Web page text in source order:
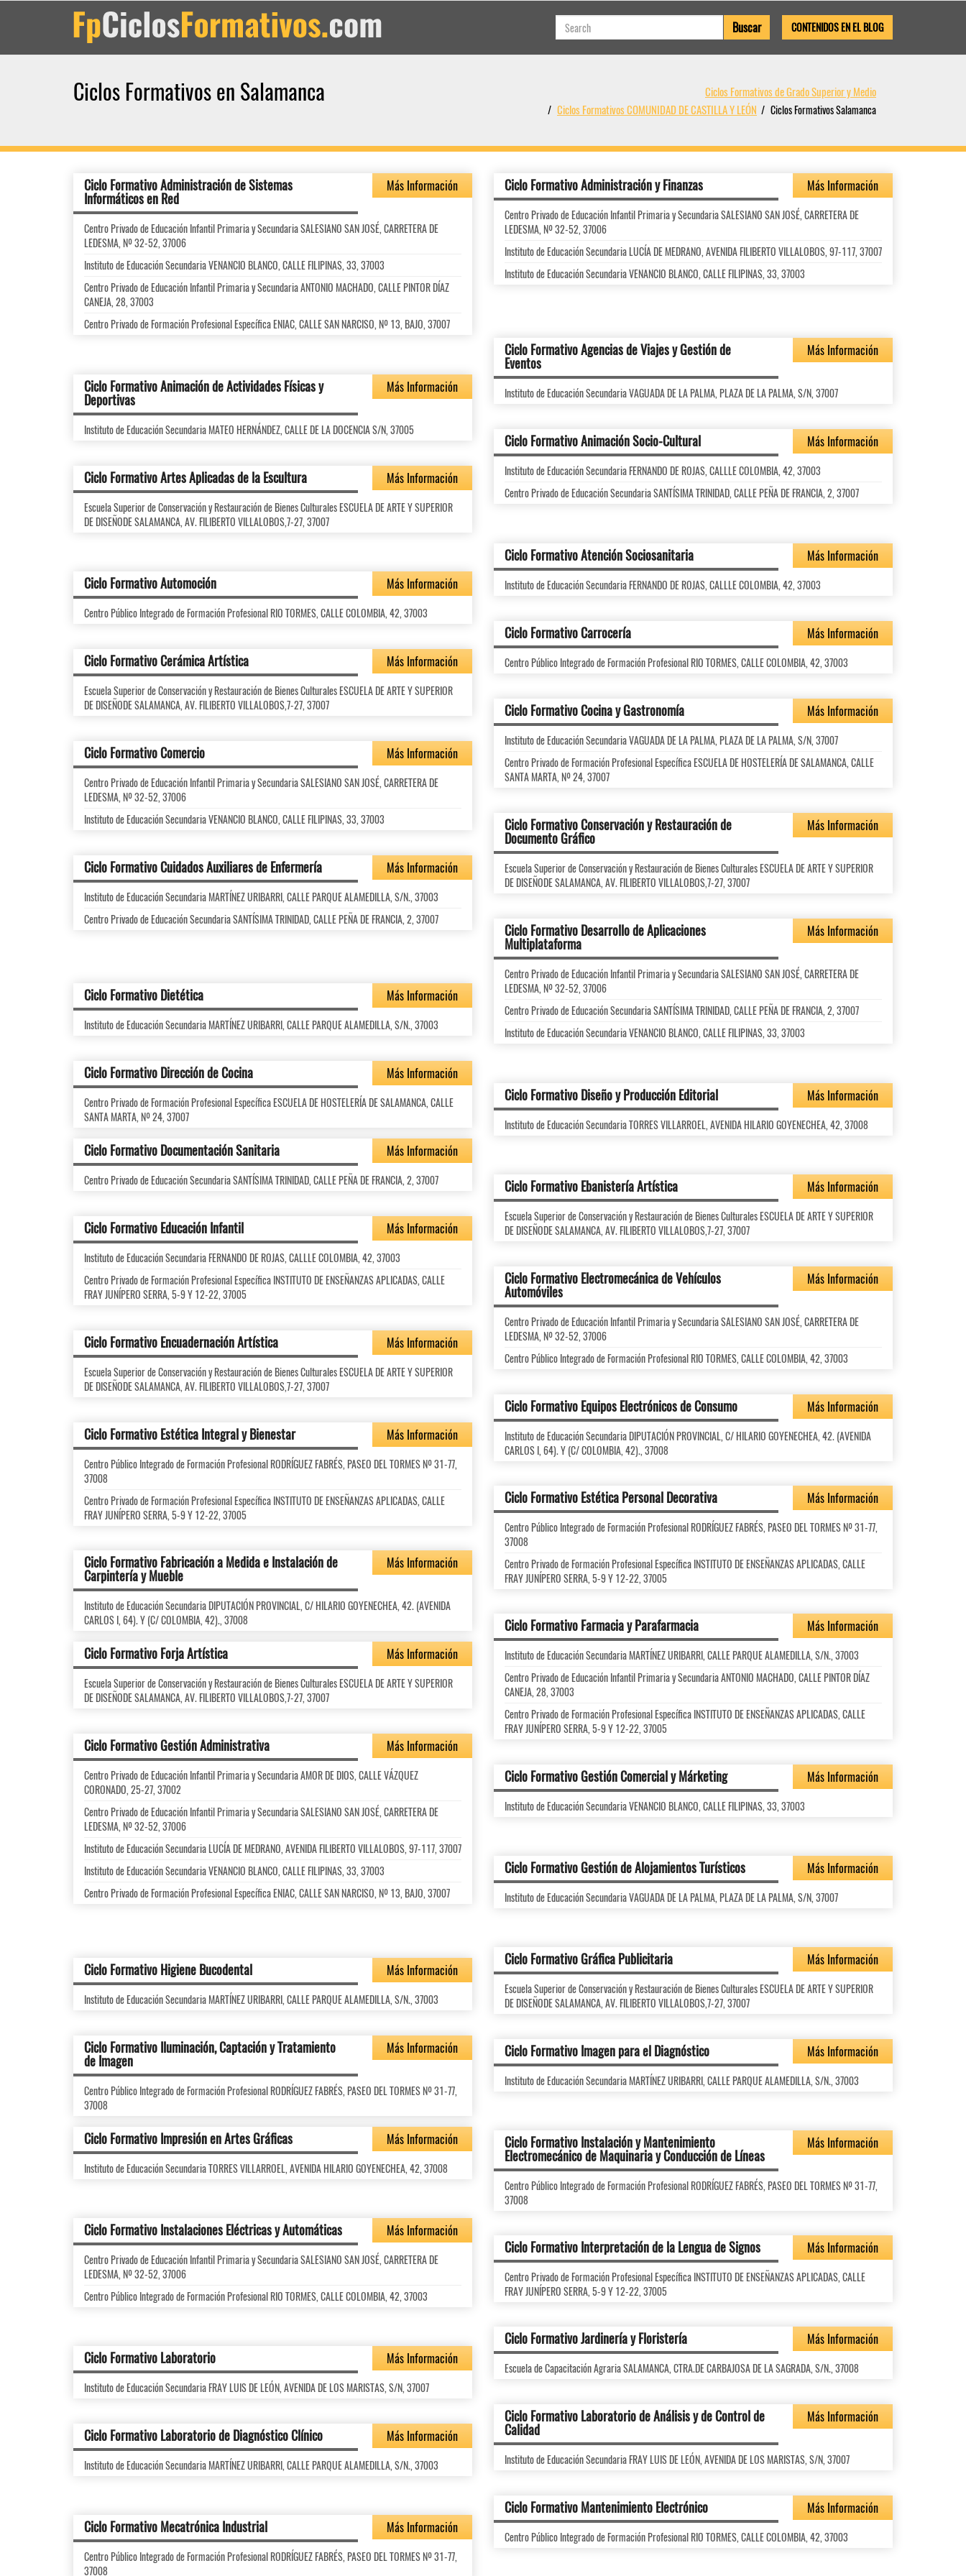
CONTENIDOS EN EL BLOG
Ciclos Formativos en Salamanca
Ciclos Formativos de Grado Superior y Medio
Ciclos Formativos COMUNIDAD DE CASTILLA Y LEÓN
Ciclos Formativos Salamanca
Ciclo Formativo Administración de Sistemas
Informáticos en Red
Más Información
Centro Privado de Educación Infantil Primaria y Secundaria SALESIANO SAN JOSÉ, CARRETERA DE
LEDESMA, Nº 32-52, 37006
Instituto de Educación Secundaria VENANCIO BLANCO, CALLE FILIPINAS, 33, 37003
Centro Privado de Educación Infantil Primaria y Secundaria ANTONIO MACHADO, CALLE PINTOR DÍAZ
CANEJA, 28, 37003
Centro Privado de Formación Profesional Específica ENIAC, CALLE SAN NARCISO, Nº 13, BAJO, 37007
Ciclo Formativo Administración y Finanzas Más Información
Centro Privado de Educación Infantil Primaria y Secundaria SALESIANO SAN JOSÉ, CARRETERA DE
LEDESMA, Nº 32-52, 37006
Instituto de Educación Secundaria LUCÍA DE MEDRANO, AVENIDA FILIBERTO VILLALOBOS, 97-117, 37007
Instituto de Educación Secundaria VENANCIO BLANCO, CALLE FILIPINAS, 33, 37003
Ciclo Formativo Agencias de Viajes y Gestión de
Eventos
Más Información
Instituto de Educación Secundaria VAGUADA DE LA PALMA, PLAZA DE LA PALMA, S/N, 37007
Ciclo Formativo Animación de Actividades Físicas y
Deportivas
Más Información
Instituto de Educación Secundaria MATEO HERNÁNDEZ, CALLE DE LA DOCENCIA S/N, 37005
Ciclo Formativo Animación Socio-Cultural Más Información
Instituto de Educación Secundaria FERNANDO DE ROJAS, CALLLE COLOMBIA, 42, 37003
Centro Privado de Educación Secundaria SANTÍSIMA TRINIDAD, CALLE PEÑA DE FRANCIA, 2, 37007
Ciclo Formativo Artes Aplicadas de la Escultura Más Información
Escuela Superior de Conservación y Restauración de Bienes Culturales ESCUELA DE ARTE Y SUPERIOR
DE DISEÑODE SALAMANCA, AV. FILIBERTO VILLALOBOS,7-27, 37007
Ciclo Formativo Atención Sociosanitaria Más Información
Instituto de Educación Secundaria FERNANDO DE ROJAS, CALLLE COLOMBIA, 42, 37003
Ciclo Formativo Automoción Más Información
Centro Público Integrado de Formación Profesional RIO TORMES, CALLE COLOMBIA, 42, 37003
Ciclo Formativo Carrocería Más Información
Centro Público Integrado de Formación Profesional RIO TORMES, CALLE COLOMBIA, 42, 37003
Ciclo Formativo Cerámica Artística Más Información
Escuela Superior de Conservación y Restauración de Bienes Culturales ESCUELA DE ARTE Y SUPERIOR
DE DISEÑODE SALAMANCA, AV. FILIBERTO VILLALOBOS,7-27, 37007
Ciclo Formativo Cocina y Gastronomía Más Información
Instituto de Educación Secundaria VAGUADA DE LA PALMA, PLAZA DE LA PALMA, S/N, 37007
Centro Privado de Formación Profesional Específica ESCUELA DE HOSTELERÍA DE SALAMANCA, CALLE
SANTA MARTA, Nº 24, 37007
Ciclo Formativo Comercio Más Información
Centro Privado de Educación Infantil Primaria y Secundaria SALESIANO SAN JOSÉ, CARRETERA DE
LEDESMA, Nº 32-52, 37006
Instituto de Educación Secundaria VENANCIO BLANCO, CALLE FILIPINAS, 33, 37003
Ciclo Formativo Conservación y Restauración de
Documento Gráfico
Más Información
Escuela Superior de Conservación y Restauración de Bienes Culturales ESCUELA DE ARTE Y SUPERIOR
DE DISEÑODE SALAMANCA, AV. FILIBERTO VILLALOBOS,7-27, 37007
Ciclo Formativo Cuidados Auxiliares de Enfermería Más Información
Instituto de Educación Secundaria MARTÍNEZ URIBARRI, CALLE PARQUE ALAMEDILLA, S/N., 37003
Centro Privado de Educación Secundaria SANTÍSIMA TRINIDAD, CALLE PEÑA DE FRANCIA, 2, 37007
Ciclo Formativo Desarrollo de Aplicaciones
Multiplataforma
Más Información
Centro Privado de Educación Infantil Primaria y Secundaria SALESIANO SAN JOSÉ, CARRETERA DE
LEDESMA, Nº 32-52, 37006
Centro Privado de Educación Secundaria SANTÍSIMA TRINIDAD, CALLE PEÑA DE FRANCIA, 2, 37007
Instituto de Educación Secundaria VENANCIO BLANCO, CALLE FILIPINAS, 33, 37003
Ciclo Formativo Dietética Más Información
Instituto de Educación Secundaria MARTÍNEZ URIBARRI, CALLE PARQUE ALAMEDILLA, S/N., 37003
Ciclo Formativo Dirección de Cocina Más Información
Centro Privado de Formación Profesional Específica ESCUELA DE HOSTELERÍA DE SALAMANCA, CALLE
SANTA MARTA, Nº 24, 37007
Ciclo Formativo Diseño y Producción Editorial Más Información
Instituto de Educación Secundaria TORRES VILLARROEL, AVENIDA HILARIO GOYENECHEA, 42, 37008
Ciclo Formativo Documentación Sanitaria Más Información
Centro Privado de Educación Secundaria SANTÍSIMA TRINIDAD, CALLE PEÑA DE FRANCIA, 2, 37007 Ciclo Formativo Ebanistería Artística Más Información
Escuela Superior de Conservación y Restauración de Bienes Culturales ESCUELA DE ARTE Y SUPERIOR
DE DISEÑODE SALAMANCA, AV. FILIBERTO VILLALOBOS,7-27, 37007
Ciclo Formativo Educación Infantil Más Información
Instituto de Educación Secundaria FERNANDO DE ROJAS, CALLLE COLOMBIA, 42, 37003
Centro Privado de Formación Profesional Específica INSTITUTO DE ENSEÑANZAS APLICADAS, CALLE
FRAY JUNÍPERO SERRA, 5-9 Y 12-22, 37005
Ciclo Formativo Electromecánica de Vehículos
Automóviles
Más Información
Centro Privado de Educación Infantil Primaria y Secundaria SALESIANO SAN JOSÉ, CARRETERA DE
LEDESMA, Nº 32-52, 37006
Centro Público Integrado de Formación Profesional RIO TORMES, CALLE COLOMBIA, 42, 37003
Ciclo Formativo Encuadernación Artística Más Información
Escuela Superior de Conservación y Restauración de Bienes Culturales ESCUELA DE ARTE Y SUPERIOR
DE DISEÑODE SALAMANCA, AV. FILIBERTO VILLALOBOS,7-27, 37007
Ciclo Formativo Equipos Electrónicos de Consumo Más Información
Instituto de Educación Secundaria DIPUTACIÓN PROVINCIAL, C/ HILARIO GOYENECHEA, 42. (AVENIDA
CARLOS I, 64). Y (C/ COLOMBIA, 42)., 37008
Ciclo Formativo Estética Integral y Bienestar Más Información
Centro Público Integrado de Formación Profesional RODRÍGUEZ FABRÉS, PASEO DEL TORMES Nº 31-77,
37008
Centro Privado de Formación Profesional Específica INSTITUTO DE ENSEÑANZAS APLICADAS, CALLE
FRAY JUNÍPERO SERRA, 5-9 Y 12-22, 37005
Ciclo Formativo Estética Personal Decorativa Más Información
Centro Público Integrado de Formación Profesional RODRÍGUEZ FABRÉS, PASEO DEL TORMES Nº 31-77,
37008
Centro Privado de Formación Profesional Específica INSTITUTO DE ENSEÑANZAS APLICADAS, CALLE
FRAY JUNÍPERO SERRA, 5-9 Y 12-22, 37005
Ciclo Formativo Fabricación a Medida e Instalación de
Carpintería y Mueble
Más Información
Instituto de Educación Secundaria DIPUTACIÓN PROVINCIAL, C/ HILARIO GOYENECHEA, 42. (AVENIDA
CARLOS I, 64). Y (C/ COLOMBIA, 42)., 37008
Ciclo Formativo Farmacia y Parafarmacia Más Información
Instituto de Educación Secundaria MARTÍNEZ URIBARRI, CALLE PARQUE ALAMEDILLA, S/N., 37003
Centro Privado de Educación Infantil Primaria y Secundaria ANTONIO MACHADO, CALLE PINTOR DÍAZ
CANEJA, 28, 37003
Centro Privado de Formación Profesional Específica INSTITUTO DE ENSEÑANZAS APLICADAS, CALLE
FRAY JUNÍPERO SERRA, 5-9 Y 12-22, 37005
Ciclo Formativo Forja Artística Más Información
Escuela Superior de Conservación y Restauración de Bienes Culturales ESCUELA DE ARTE Y SUPERIOR
DE DISEÑODE SALAMANCA, AV. FILIBERTO VILLALOBOS,7-27, 37007
Ciclo Formativo Gestión Administrativa Más Información
Centro Privado de Educación Infantil Primaria y Secundaria AMOR DE DIOS, CALLE VÁZQUEZ
CORONADO, 25-27, 37002
Centro Privado de Educación Infantil Primaria y Secundaria SALESIANO SAN JOSÉ, CARRETERA DE
LEDESMA, Nº 32-52, 37006
Instituto de Educación Secundaria LUCÍA DE MEDRANO, AVENIDA FILIBERTO VILLALOBOS, 97-117, 37007
Instituto de Educación Secundaria VENANCIO BLANCO, CALLE FILIPINAS, 33, 37003
Centro Privado de Formación Profesional Específica ENIAC, CALLE SAN NARCISO, Nº 13, BAJO, 37007
Ciclo Formativo Gestión Comercial y Márketing Más Información
Instituto de Educación Secundaria VENANCIO BLANCO, CALLE FILIPINAS, 33, 37003
Ciclo Formativo Gestión de Alojamientos Turísticos Más Información
Instituto de Educación Secundaria VAGUADA DE LA PALMA, PLAZA DE LA PALMA, S/N, 37007
Ciclo Formativo Gráfica Publicitaria Más Información
Escuela Superior de Conservación y Restauración de Bienes Culturales ESCUELA DE ARTE Y SUPERIOR
DE DISEÑODE SALAMANCA, AV. FILIBERTO VILLALOBOS,7-27, 37007
Ciclo Formativo Higiene Bucodental Más Información
Instituto de Educación Secundaria MARTÍNEZ URIBARRI, CALLE PARQUE ALAMEDILLA, S/N., 37003
Ciclo Formativo Iluminación, Captación y Tratamiento
de Imagen
Más Información
Centro Público Integrado de Formación Profesional RODRÍGUEZ FABRÉS, PASEO DEL TORMES Nº 31-77,
37008
Ciclo Formativo Imagen para el Diagnóstico Más Información
Instituto de Educación Secundaria MARTÍNEZ URIBARRI, CALLE PARQUE ALAMEDILLA, S/N., 37003
Ciclo Formativo Impresión en Artes Gráficas Más Información
Instituto de Educación Secundaria TORRES VILLARROEL, AVENIDA HILARIO GOYENECHEA, 42, 37008
Ciclo Formativo Instalación y Mantenimiento
Electromecánico de Maquinaria y Conducción de Líneas
Más Información
Centro Público Integrado de Formación Profesional RODRÍGUEZ FABRÉS, PASEO DEL TORMES Nº 31-77,
37008
Ciclo Formativo Instalaciones Eléctricas y Automáticas Más Información
Centro Privado de Educación Infantil Primaria y Secundaria SALESIANO SAN JOSÉ, CARRETERA DE
LEDESMA, Nº 32-52, 37006
Centro Público Integrado de Formación Profesional RIO TORMES, CALLE COLOMBIA, 42, 37003
Ciclo Formativo Interpretación de la Lengua de Signos Más Información
Centro Privado de Formación Profesional Específica INSTITUTO DE ENSEÑANZAS APLICADAS, CALLE
FRAY JUNÍPERO SERRA, 5-9 Y 12-22, 37005
Ciclo Formativo Jardinería y Floristería Más Información
Escuela de Capacitación Agraria SALAMANCA, CTRA.DE CARBAJOSA DE LA SAGRADA, S/N., 37008
Ciclo Formativo Laboratorio Más Información
Instituto de Educación Secundaria FRAY LUIS DE LEÓN, AVENIDA DE LOS MARISTAS, S/N, 37007
Ciclo Formativo Laboratorio de Análisis y de Control de
Calidad
Más Información
Instituto de Educación Secundaria FRAY LUIS DE LEÓN, AVENIDA DE LOS MARISTAS, S/N, 37007
Ciclo Formativo Laboratorio de Diagnóstico Clínico Más Información
Instituto de Educación Secundaria MARTÍNEZ URIBARRI, CALLE PARQUE ALAMEDILLA, S/N., 37003
Ciclo Formativo Mantenimiento Electrónico Más Información
Centro Público Integrado de Formación Profesional RIO TORMES, CALLE COLOMBIA, 42, 37003
Ciclo Formativo Mecatrónica Industrial Más Información
Centro Público Integrado de Formación Profesional RODRÍGUEZ FABRÉS, PASEO DEL TORMES Nº 31-77,
37008